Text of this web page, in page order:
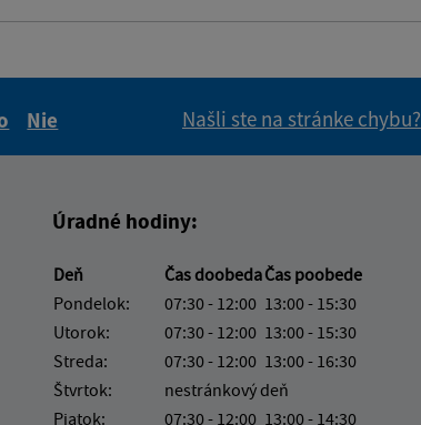
Nie
Našli ste na stránke chybu?
Úradné hodiny:
Deň Čas doobedaČas poobede
Pondelok:
07:30 - 12:00 13:00 - 15:30
Utorok:
07:30 - 12:00 13:00 - 15:30
Streda:
07:30 - 12:00 13:00 - 16:30
Štvrtok:
nestránkový deň
Piatok:
07:30 - 12:00 13:00 - 14:30